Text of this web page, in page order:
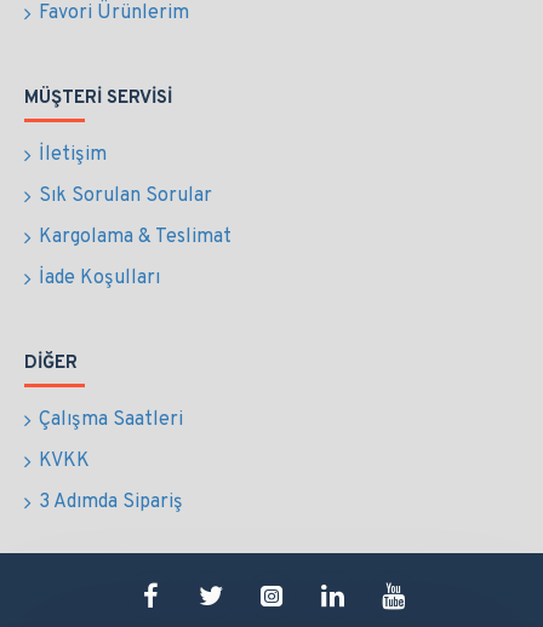
Favori Ürünlerim
MÜŞTERI SERVISI
İletişim
Sık Sorulan Sorular
Kargolama & Teslimat
İade Koşulları
DIĞER
Çalışma Saatleri
KVKK
3 Adımda Sipariş